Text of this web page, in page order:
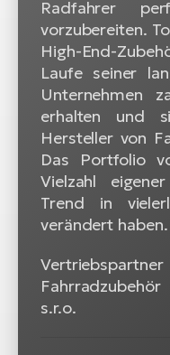
Radfahrer
vorzubereiten.
High-End-
Laufe seiner
Unternehmen
erhalten und
Hersteller von
Das Portfolio
Vielzahl
Trend in
verändert haben.
s.r.o.